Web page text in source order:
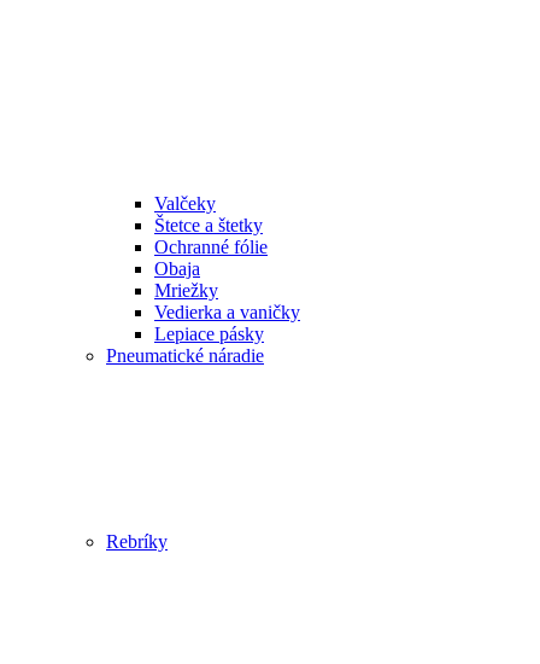
Valčeky
Štetce a štetky
Ochranné fólie
Obaja
Mriežky
Vedierka a vaničky
Lepiace pásky
Pneumatické náradie
Rebríky